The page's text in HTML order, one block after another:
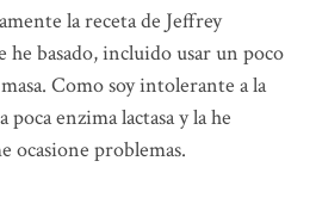
la receta de Jeffrey
he basado, incluido usar un poco
Como soy intolerante a la
enzima lactasa y la he
ocasione problemas.